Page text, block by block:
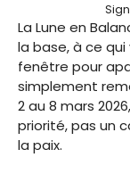
La Lune en
la base, à ce qui
fenêtre pour
simplement
2 au 8 mars
priorité, pas un
la paix.